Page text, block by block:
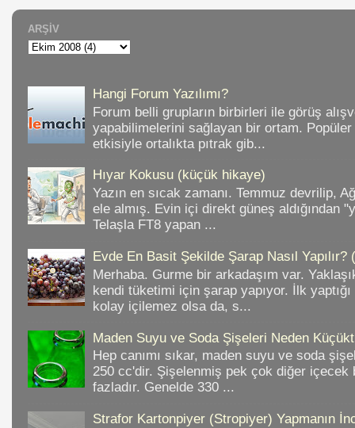
ARŞIV
Hangi Forum Yazılımı?
Forum belli grupların birbirleri ile görüş
yapabilimelerini sağlayan bir ortam. Popüler
etkisiyle ortalıkta pıtrak gib...
Hıyar Kokusu (küçük hikaye)
Yazın en sıcak zamanı. Temmuz devrilip,
ele almış. Evin içi direkt güneş aldığından
Telaşla FT8 yapan ...
Evde En Basit Şekilde Şarap Nasıl Yapılır?
Merhaba. Gurme bir arkadaşım var.
kendi tüketimi için şarap yapıyor. İlk
kolay içilemez olsa da, s...
Maden Suyu ve Soda Şişeleri Neden
Hep canımı sıkar, maden suyu ve soda
250 cc'dir. Şişelenmiş pek çok diğer içecek
fazladır. Genelde 330 ...
Strafor Kartonpiyer (Stropiyer) Yapmanın